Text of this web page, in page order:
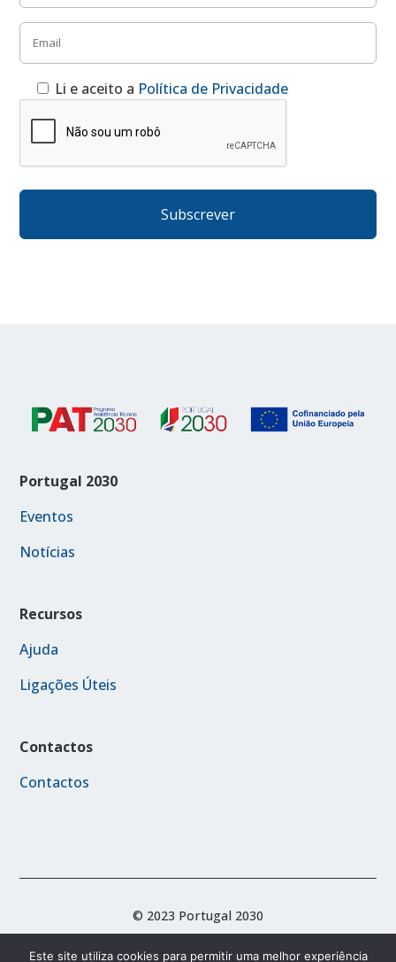
Li e aceito a Política de Privacidade
Portugal 2030
Eventos
Notícias
Recursos
Ajuda
Ligações Úteis
Contactos
Contactos
© 2023 Portugal 2030
Este site utiliza cookies para permitir uma melhor experiência